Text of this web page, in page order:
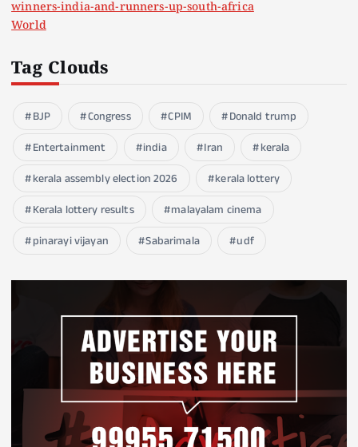
winners-india-and-runners-up-south-africa
World
Tag Clouds
BJP Congress CPIM
Donald trump
Entertainment
india Iran
kerala
kerala assembly election 2026
kerala lottery
Kerala lottery results
malayalam cinema
pinarayi vijayan
Sabarimala udf